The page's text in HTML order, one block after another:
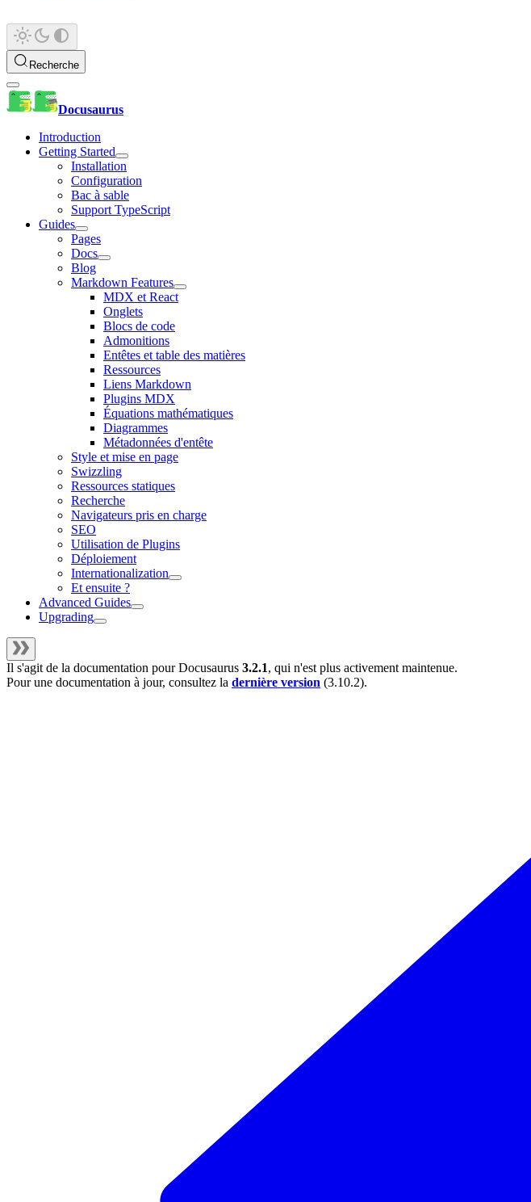
Recherche
Docusaurus
Introduction
Getting Started
Installation
Configuration
Bac à sable
Support TypeScript
Guides
Pages
Docs
Blog
Markdown Features
MDX et React
Onglets
Blocs de code
Admonitions
Entêtes et table des matières
Ressources
Liens Markdown
Plugins MDX
Équations mathématiques
Diagrammes
Métadonnées d'entête
Style et mise en page
Swizzling
Ressources statiques
Recherche
Navigateurs pris en charge
SEO
Utilisation de Plugins
Déploiement
Internationalization
Et ensuite ?
Advanced Guides
Upgrading
Il s'agit de la documentation pourDocusaurus 3.2.1, qui n'est plus activement maintenue.
Pour une documentation à jour, consultez la dernière version (3.10.2).